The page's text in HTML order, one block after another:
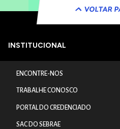
VOLTAR
INSTITUCIONAL
ENCONTRE-NOS
TRABALHE CONOSCO
PORTAL DO CREDENCIADO
SAC DO SEBRAE